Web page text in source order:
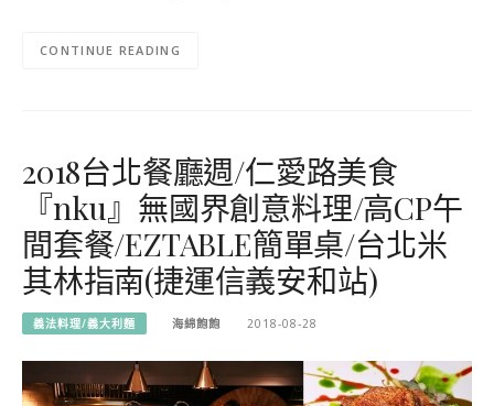
CONTINUE READING
2018台北餐廳週/仁愛路美食
『nku』無國界創意料理/高CP午
間套餐/EZTABLE簡單桌/台北米
其林指南(捷運信義安和站)
義法料理/義大利麵 海綿飽飽 2018-08-28